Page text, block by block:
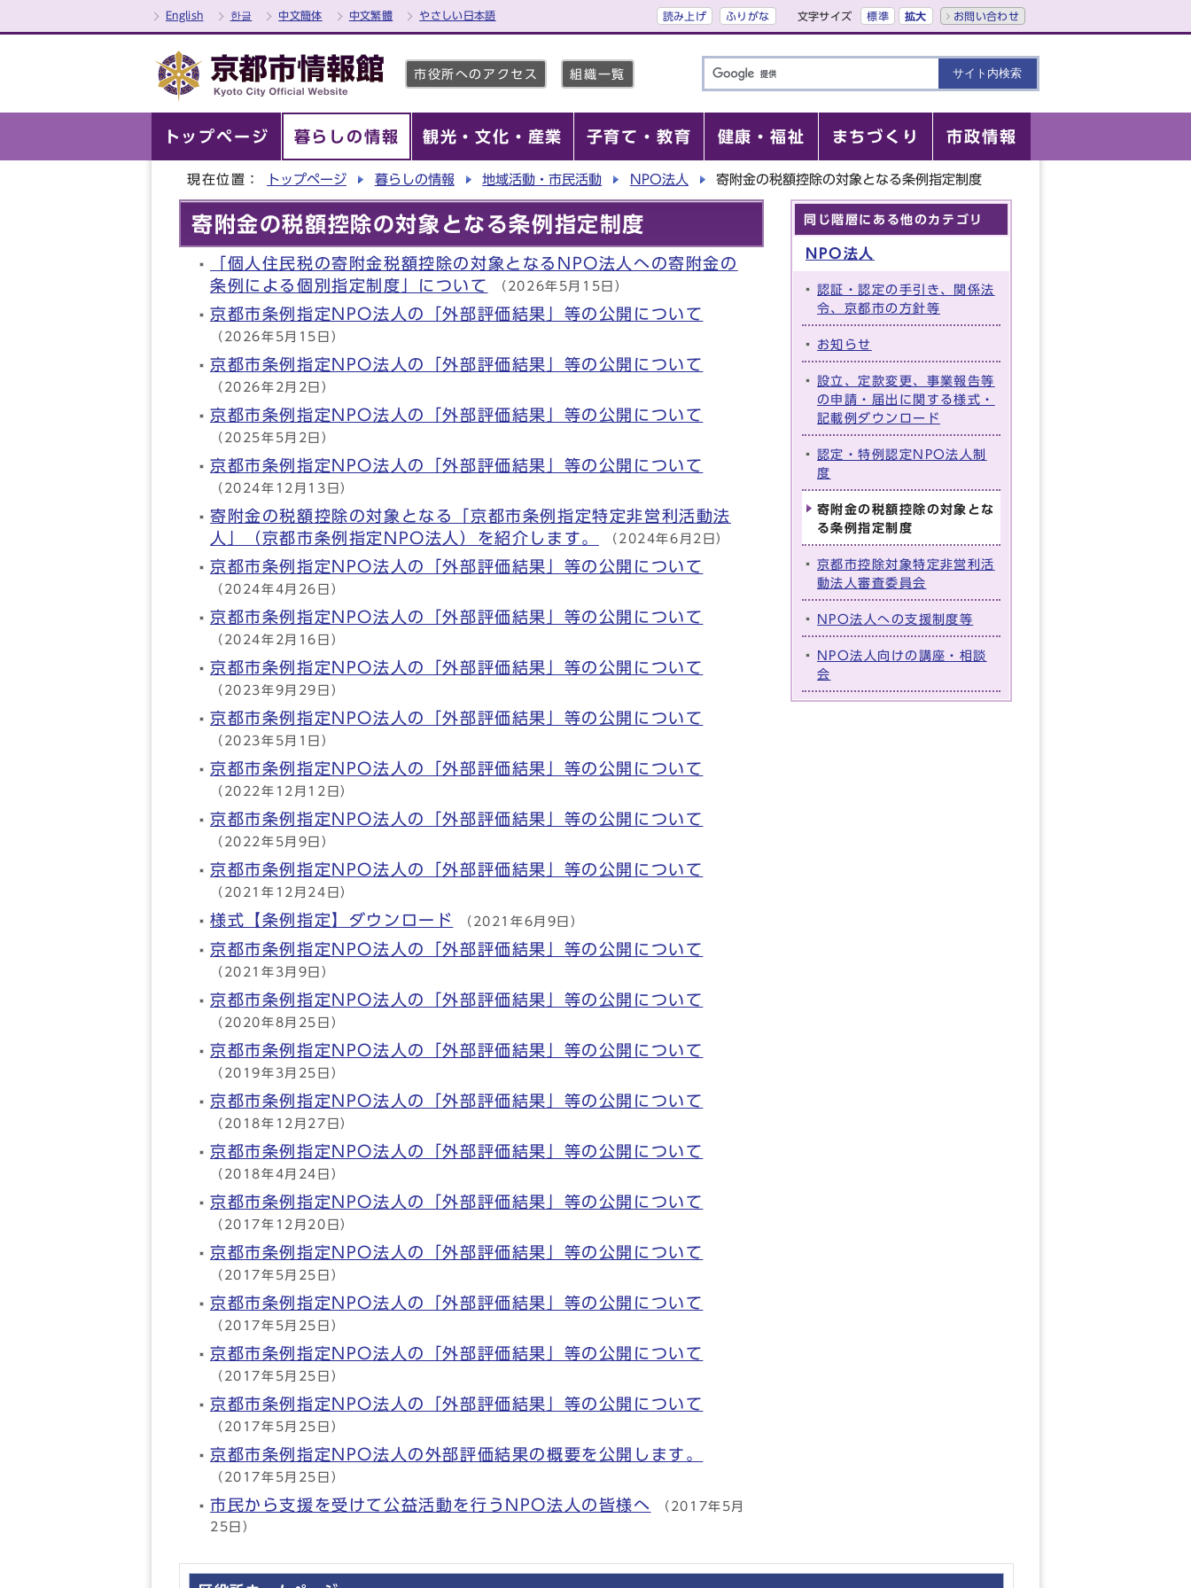
English 한글 中文簡体 中文繁體 やさしい日本語 読み上げ ふりがな 文字サイズ 標準 拡大 お問い合わせ
市役所へのアクセス 組織一覧
トップページ 暮らしの情報 観光・文化・産業 子育て・教育 健康・福祉 まちづくり 市政情報
現在位置： トップページ 暮らしの情報 地域活動・市民活動 NPO法人 寄附金の税額控除の対象となる条例指定制度
寄附金の税額控除の対象となる条例指定制度
「個人住民税の寄附金税額控除の対象となるNPO法人への寄附金の
条例による個別指定制度」について （2026年5月15日）
京都市条例指定NPO法人の「外部評価結果」等の公開について
（2026年5月15日）
京都市条例指定NPO法人の「外部評価結果」等の公開について
（2026年2月2日）
京都市条例指定NPO法人の「外部評価結果」等の公開について
（2025年5月2日）
京都市条例指定NPO法人の「外部評価結果」等の公開について
（2024年12月13日）
寄附金の税額控除の対象となる「京都市条例指定特定非営利活動法
人」（京都市条例指定NPO法人）を紹介します。 （2024年6月2日）
京都市条例指定NPO法人の「外部評価結果」等の公開について
（2024年4月26日）
京都市条例指定NPO法人の「外部評価結果」等の公開について
（2024年2月16日）
京都市条例指定NPO法人の「外部評価結果」等の公開について
（2023年9月29日）
京都市条例指定NPO法人の「外部評価結果」等の公開について
（2023年5月1日）
京都市条例指定NPO法人の「外部評価結果」等の公開について
（2022年12月12日）
京都市条例指定NPO法人の「外部評価結果」等の公開について
（2022年5月9日）
京都市条例指定NPO法人の「外部評価結果」等の公開について
（2021年12月24日）
様式【条例指定】ダウンロード （2021年6月9日）
京都市条例指定NPO法人の「外部評価結果」等の公開について
（2021年3月9日）
京都市条例指定NPO法人の「外部評価結果」等の公開について
（2020年8月25日）
京都市条例指定NPO法人の「外部評価結果」等の公開について
（2019年3月25日）
京都市条例指定NPO法人の「外部評価結果」等の公開について
（2018年12月27日）
京都市条例指定NPO法人の「外部評価結果」等の公開について
（2018年4月24日）
京都市条例指定NPO法人の「外部評価結果」等の公開について
（2017年12月20日）
京都市条例指定NPO法人の「外部評価結果」等の公開について
（2017年5月25日）
京都市条例指定NPO法人の「外部評価結果」等の公開について
（2017年5月25日）
京都市条例指定NPO法人の「外部評価結果」等の公開について
（2017年5月25日）
京都市条例指定NPO法人の「外部評価結果」等の公開について
（2017年5月25日）
京都市条例指定NPO法人の外部評価結果の概要を公開します。
（2017年5月25日）
市民から支援を受けて公益活動を行うNPO法人の皆様へ （2017年5月
25日）
同じ階層にある他のカテゴリ
NPO法人
認証・認定の手引き、関係法
令、京都市の方針等
お知らせ
設立、定款変更、事業報告等
の申請・届出に関する様式・
記載例ダウンロード
認定・特例認定NPO法人制
度
寄附金の税額控除の対象とな
る条例指定制度
京都市控除対象特定非営利活
動法人審査委員会
NPO法人への支援制度等
NPO法人向けの講座・相談
会